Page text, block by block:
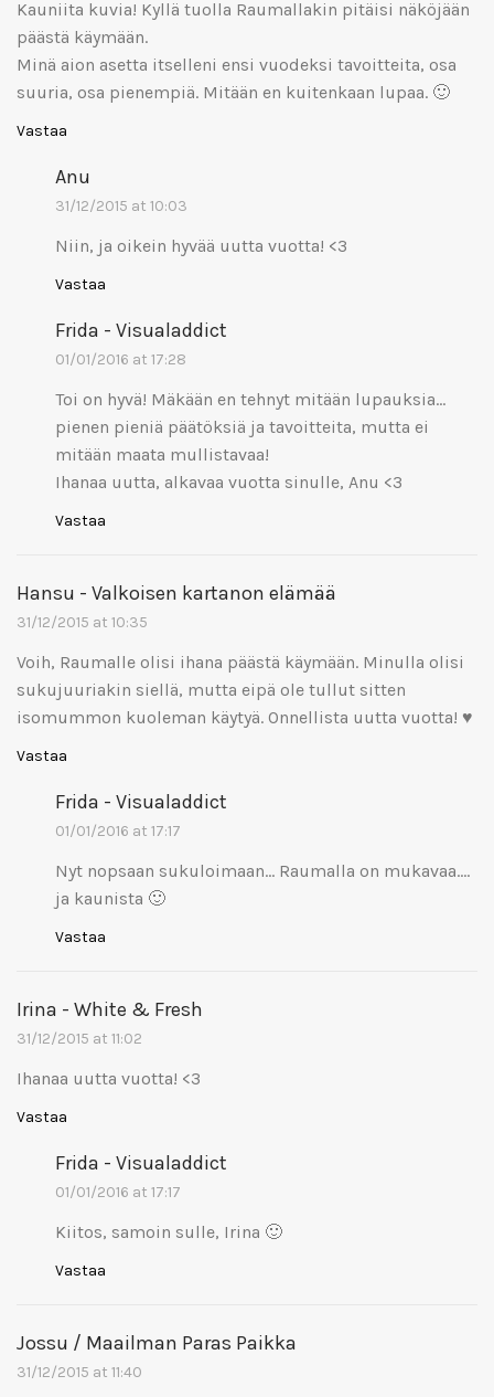
Kauniita kuvia! Kyllä tuolla Raumallakin pitäisi näköjään
päästä käymään.
Minä aion asetta itselleni ensi vuodeksi tavoitteita, osa
suuria, osa pienempiä. Mitään en kuitenkaan lupaa. 🙂
Vastaa
Anu
31/12/2015 at 10:03
Niin, ja oikein hyvää uutta vuotta! <3
Vastaa
Frida - Visualaddict
01/01/2016 at 17:28
Toi on hyvä! Mäkään en tehnyt mitään lupauksia…
pienen pieniä päätöksiä ja tavoitteita, mutta ei
mitään maata mullistavaa!
Ihanaa uutta, alkavaa vuotta sinulle, Anu <3
Vastaa
Hansu - Valkoisen kartanon elämää
31/12/2015 at 10:35
Voih, Raumalle olisi ihana päästä käymään. Minulla olisi
sukujuuriakin siellä, mutta eipä ole tullut sitten
isomummon kuoleman käytyä. Onnellista uutta vuotta! ♥
Vastaa
Frida - Visualaddict
01/01/2016 at 17:17
Nyt nopsaan sukuloimaan… Raumalla on mukavaa….
ja kaunista 🙂
Vastaa
Irina - White & Fresh
31/12/2015 at 11:02
Ihanaa uutta vuotta! <3
Vastaa
Frida - Visualaddict
01/01/2016 at 17:17
Kiitos, samoin sulle, Irina 🙂
Vastaa
Jossu / Maailman Paras Paikka
31/12/2015 at 11:40